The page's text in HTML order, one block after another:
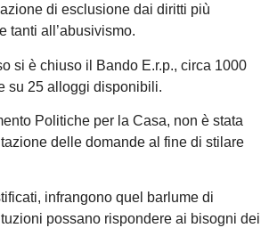
di esclusione dai diritti più
tanti all’abusivismo.
si è chiuso il Bando E.r.p., circa 1000
su 25 alloggi disponibili.
Politiche per la Casa, non è stata
delle domande al fine di stilare
infrangono quel barlume di
possano rispondere ai bisogni dei